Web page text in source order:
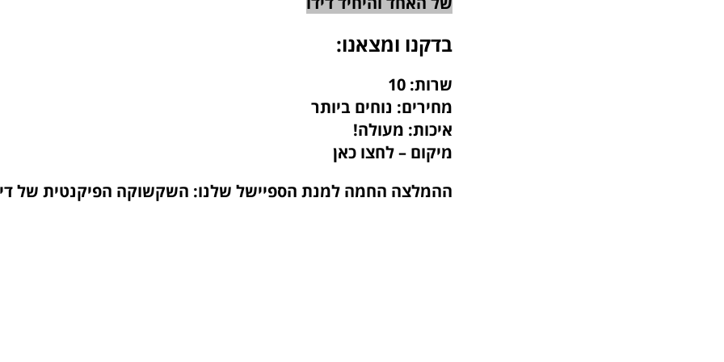
בדקנו ומצאנו:
שרות: 10
מחירים: נוחים ביותר
איכות: מעולה!
מיקום –לחצו כאן
ההמלצה החמה למנת הספיישל שלנו: השקשוקה הפיקנטית של